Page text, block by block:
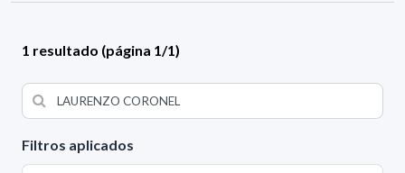
Filtros aplicados
1 resultado (página 1/1)